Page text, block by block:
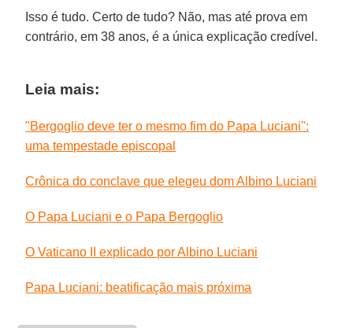
Isso é tudo. Certo de tudo? Não, mas até prova em
contrário, em 38 anos, é a única explicação credível.
Leia mais:
"Bergoglio deve ter o mesmo fim do Papa Luciani":
uma tempestade episcopal
Crônica do conclave que elegeu dom Albino Luciani
O Papa Luciani e o Papa Bergoglio
O Vaticano II explicado por Albino Luciani
Papa Luciani: beatificação mais próxima